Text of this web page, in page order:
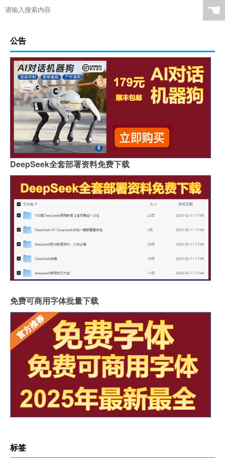
☚
公告
DeepSeek全套部署资料免费下载
免费可商用字体批量下载
标签